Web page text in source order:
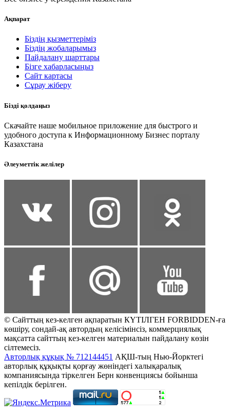
Ақпарат
Біздің қызметтеріміз
Біздің жобаларымыз
Пайдалану шарттары
Бізге хабарласыңыз
Сайт картасы
Сұрау жіберу
Бізді қолдаңыз
Скачайте наше мобильное приложение для быстрого и
удобного доступа к Информационному Бизнес порталу
Казахстана
Әлеуметтік желілер
© Сайттың кез-келген ақпаратын КҮТІЛГЕН FORBIDDEN-ға
көшіру, сондай-ақ автордың келісімінсіз, коммерциялық
мақсатта сайттың кез-келген материалын пайдалану көзін
сілтемесіз.
Авторлық құқық № 712144451 АҚШ-тың Нью-Йорктегі
авторлық құқықты қорғау жөніндегі халықаралық
компаниясында тіркелген Берн конвенциясы бойынша
кепілдік берілген.